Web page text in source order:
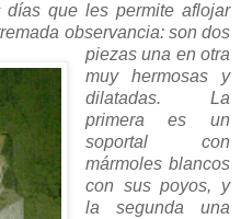
que les permite aflojar
observancia: son dos
piezas una en otra
muy hermosas y
dilatadas. La
primera es un
soportal con
mármoles blancos
con sus poyos, y
la segunda una